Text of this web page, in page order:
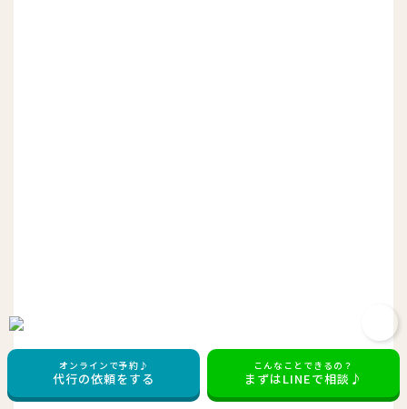
オンラインで予約♪
代行の依頼をする
こんなことできるの？
まずはLINEで相談♪